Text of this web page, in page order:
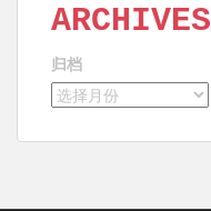
ARCHIVES
归档